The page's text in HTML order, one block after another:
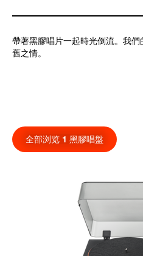
帶著黑膠唱片一起時光倒流。我
舊之情。
全部浏览 1 黑膠唱盤